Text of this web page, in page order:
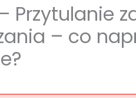
Przytulanie
– co